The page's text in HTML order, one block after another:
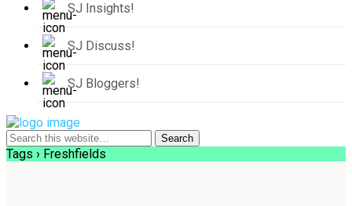
SJ Insights!
SJ Discuss!
SJ Bloggers!
Tags › Freshfields